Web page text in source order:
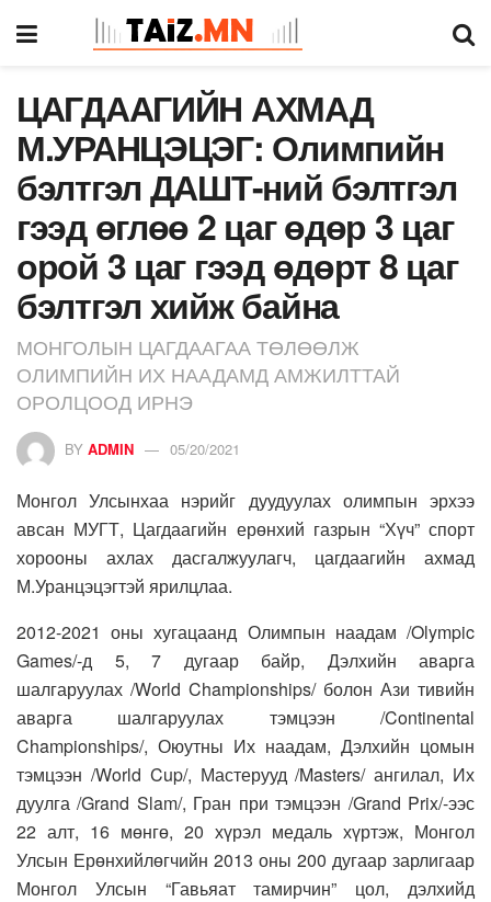
ЦАГДААГИЙН АХМАД
М.УРАНЦЭЦЭГ: Олимпийн
бэлтгэл ДАШТ-ний бэлтгэл
гээд өглөө 2 цаг өдөр 3 цаг
орой 3 цаг гээд өдөрт 8 цаг
бэлтгэл хийж байна
МОНГОЛЫН ЦАГДААГАА ТӨЛӨӨЛЖ
ОЛИМПИЙН ИХ НААДАМД АМЖИЛТТАЙ
ОРОЛЦООД ИРНЭ
BY ADMIN 05/20/2021
Монгол Улсынхаа нэрийг дуудуулах олимпын эрхээ
авсан МУГТ, Цагдаагийн ерөнхий газрын “Хүч” спорт
хорооны ахлах дасгалжуулагч, цагдаагийн ахмад
М.Уранцэцэгтэй ярилцлаа.
2012-2021 оны хугацаанд Олимпын наадам /Olympic
Games/-д 5, 7 дугаар байр, Дэлхийн аварга
шалгаруулах /World Championships/ болон Ази тивийн
аварга шалгаруулах тэмцээн /Continental
Championships/, Оюутны Их наадам, Дэлхийн цомын
тэмцээн /World Cup/, Мастерууд /Masters/ ангилал, Их
дуулга /Grand Slam/, Гран при тэмцээн /Grand Prix/-ээс
22 алт, 16 мөнгө, 20 хүрэл медаль хүртэж, Монгол
Улсын Ерөнхийлөгчийн 2013 оны 200 дугаар зарлигаар
Монгол Улсын “Гавьяат тамирчин” цол, дэлхийд